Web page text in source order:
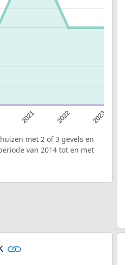
2021 2022 2023
met 2 of 3 gevels en
van 2014 tot en met